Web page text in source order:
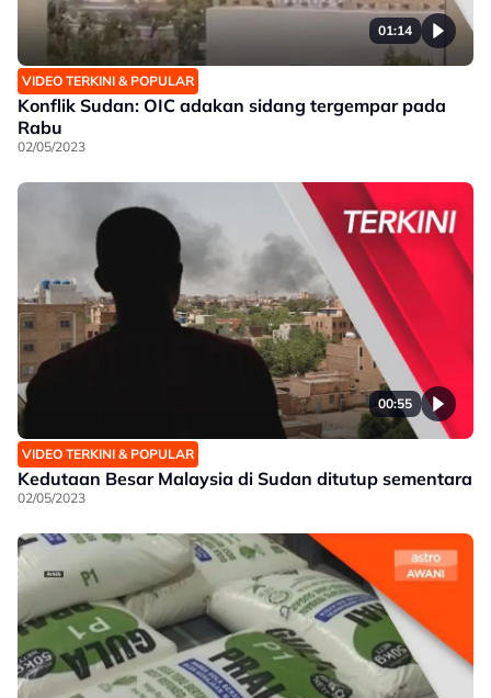
01:14
VIDEO TERKINI & POPULAR
Konflik Sudan: OIC adakan sidang tergempar pada
Rabu
02/05/2023
00:55
VIDEO TERKINI & POPULAR
Kedutaan Besar Malaysia di Sudan ditutup sementara
02/05/2023